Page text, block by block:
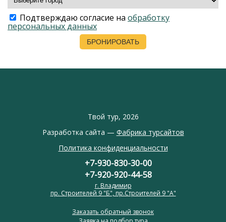
Подтверждаю согласие на обработку
персональных данных
Твой тур, 2026
Разработка сайта — Фабрика турсайтов
Политика конфиденциальности
+7-930-830-30-00
+7-920-920-44-58
г. Владимир
пр. Строителей 9 "Б", пр.Строителей 9 "А"
Заказать обратный звонок